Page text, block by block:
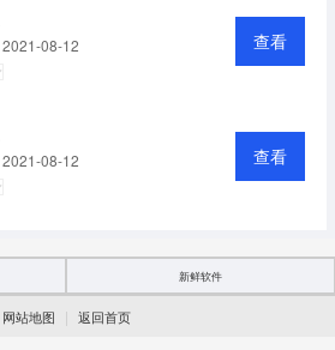
2021-08-12 查看
2021-08-12 查看
新鲜软件
网站地图 | 返回首页